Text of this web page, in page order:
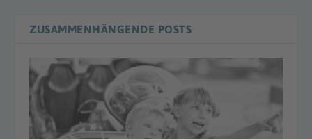
ZUSAMMENHÄNGENDE POSTS